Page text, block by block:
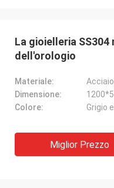
La gioielleria
dell'orologio
Materiale:
Dimensione:
Colore:
Grigio
Miglior Prezzo